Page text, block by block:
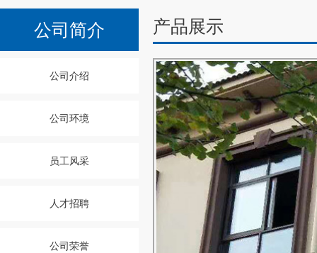
公司简介
公司介绍
公司环境
员工风采
人才招聘
公司荣誉
产品展示